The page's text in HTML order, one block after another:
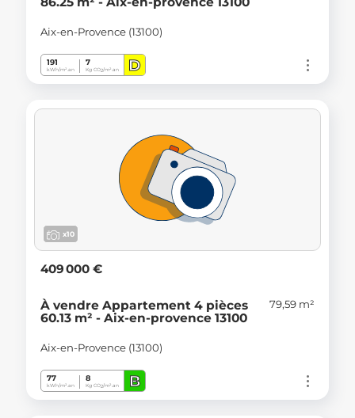
Aix-en-Provence (13100)
191
kWh/m².an
7
Kg CO2/m².an D
x10
409 000 €
À vendre Appartement 4 pièces
60.13 m² - Aix-en-provence 13100
79,59 m²
Aix-en-Provence (13100)
77
kWh/m².an
8
Kg CO2/m².an B